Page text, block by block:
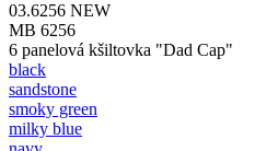
03.6256 NEW
MB 6256
6 panelová kšiltovka "Dad Cap"
black
sandstone
smoky green
milky blue